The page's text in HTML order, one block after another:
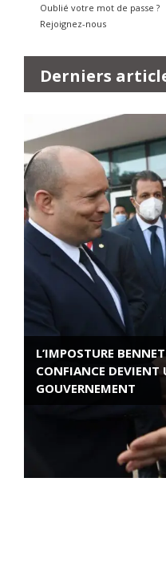
Oublié votre mot de passe ?
Rejoignez-nous
Derniers
L’IMPOSTURE
CONFIANCE DEVIENT
GOUVERNEMENT
ROSE VALLAND,